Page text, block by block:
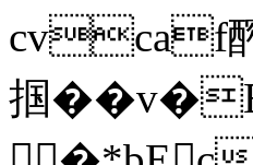
cvcaf醡
掴